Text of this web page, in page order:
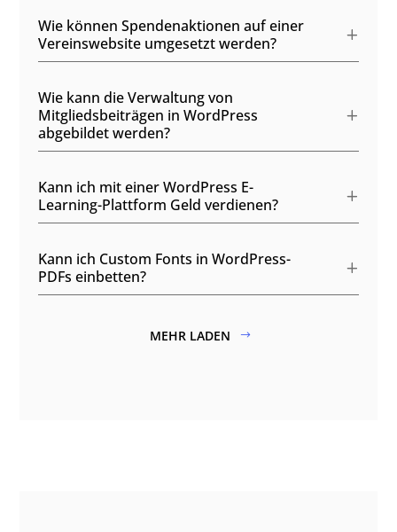
Wie können Spendenaktionen auf einer
Vereinswebsite umgesetzt werden?
Wie kann die Verwaltung von
Mitgliedsbeiträgen in WordPress
abgebildet werden?
Kann ich mit einer WordPress E-
Learning-Plattform Geld verdienen?
Kann ich Custom Fonts in WordPress-
PDFs einbetten?
MEHR LADEN